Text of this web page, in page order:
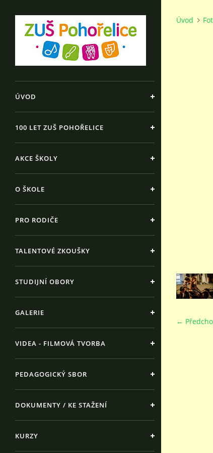
ÚVOD
100 LET ZUŠ POHOŘELICE
AKCE ŠKOLY
O ŠKOLE
PRO RODIČE
TALENTOVÉ ZKOUŠKY
STUDIJNÍ OBORY
GALERIE
VIDEA - FILMOVÁ TVORBA
PEDAGOGICKÝ SBOR
DOKUMENTY / KE STAŽENÍ
KURZY
Úvod
←